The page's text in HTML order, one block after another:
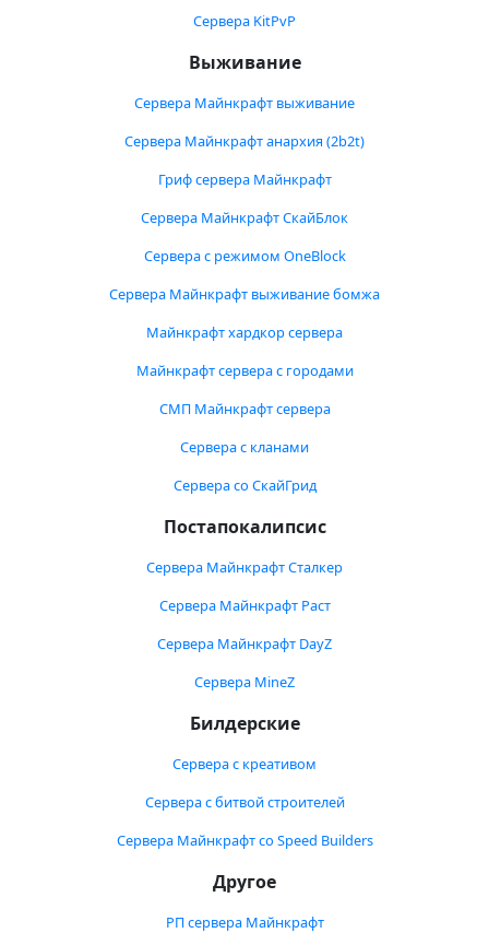
Сервера KitPvP
Выживание
Сервера Майнкрафт выживание
Сервера Майнкрафт анархия (2b2t)
Гриф сервера Майнкрафт
Сервера Майнкрафт СкайБлок
Сервера с режимом OneBlock
Сервера Майнкрафт выживание бомжа
Майнкрафт хардкор сервера
Майнкрафт сервера с городами
СМП Майнкрафт сервера
Сервера с кланами
Сервера со СкайГрид
Постапокалипсис
Сервера Майнкрафт Сталкер
Сервера Майнкрафт Раст
Сервера Майнкрафт DayZ
Сервера MineZ
Билдерские
Сервера с креативом
Сервера с битвой строителей
Сервера Майнкрафт со Speed Builders
Другое
РП сервера Майнкрафт